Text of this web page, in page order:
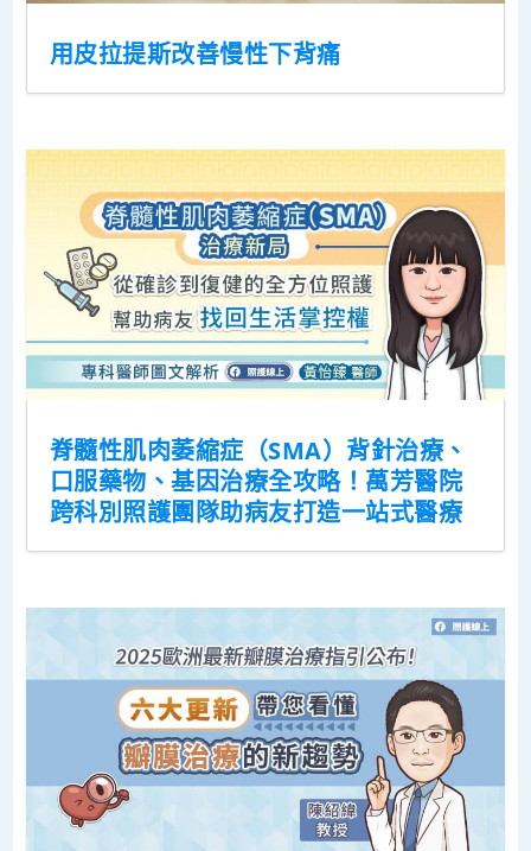
用皮拉提斯改善慢性下背痛
脊髓性肌肉萎縮症（SMA）背針治療、
口服藥物、基因治療全攻略！萬芳醫院
跨科別照護團隊助病友打造一站式醫療